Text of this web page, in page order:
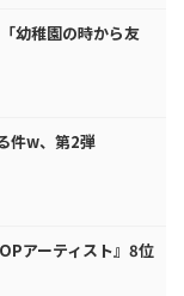
幼稚園の時から友
件w、第2弾
アーティスト』8位